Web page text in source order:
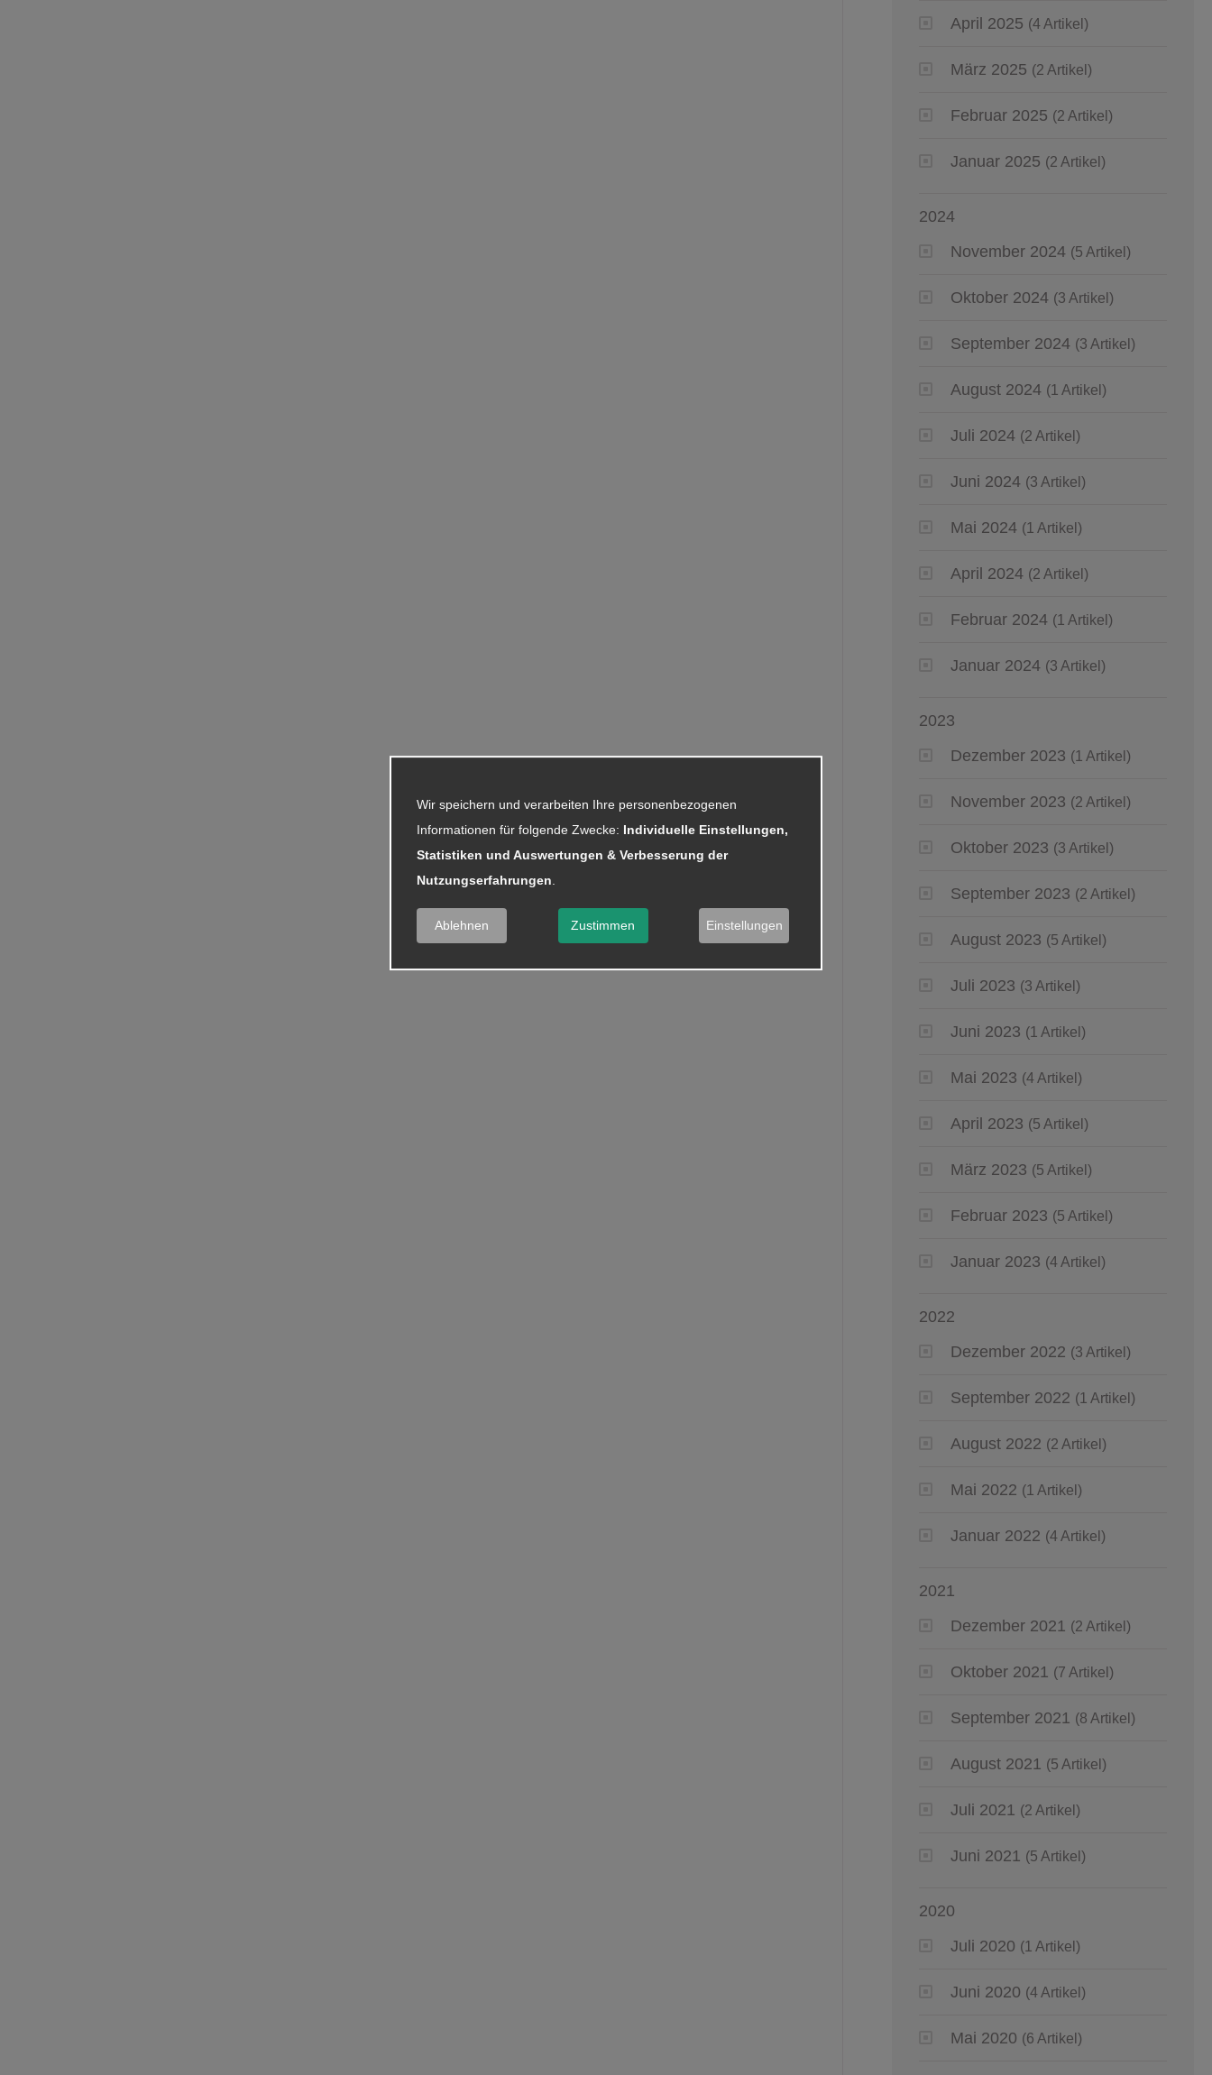
April 2025 (4 Artikel)
März 2025 (2 Artikel)
Februar 2025 (2 Artikel)
Januar 2025 (2 Artikel)
2024
November 2024 (5 Artikel)
Oktober 2024 (3 Artikel)
September 2024 (3 Artikel)
August 2024 (1 Artikel)
Juli 2024 (2 Artikel)
Juni 2024 (3 Artikel)
Mai 2024 (1 Artikel)
April 2024 (2 Artikel)
Februar 2024 (1 Artikel)
Januar 2024 (3 Artikel)
2023
Dezember 2023 (1 Artikel)
November 2023 (2 Artikel)
Oktober 2023 (3 Artikel)
September 2023 (2 Artikel)
August 2023 (5 Artikel)
Juli 2023 (3 Artikel)
Juni 2023 (1 Artikel)
Mai 2023 (4 Artikel)
April 2023 (5 Artikel)
März 2023 (5 Artikel)
Februar 2023 (5 Artikel)
Januar 2023 (4 Artikel)
2022
Dezember 2022 (3 Artikel)
September 2022 (1 Artikel)
August 2022 (2 Artikel)
Mai 2022 (1 Artikel)
Januar 2022 (4 Artikel)
2021
Dezember 2021 (2 Artikel)
Oktober 2021 (7 Artikel)
September 2021 (8 Artikel)
August 2021 (5 Artikel)
Juli 2021 (2 Artikel)
Juni 2021 (5 Artikel)
2020
Juli 2020 (1 Artikel)
Juni 2020 (4 Artikel)
Mai 2020 (6 Artikel)
Wir speichern und verarbeiten Ihre personenbezogenen
Informationen für folgende Zwecke: Individuelle Einstellungen,
Statistiken und Auswertungen & Verbesserung der
Nutzungserfahrungen
Ablehnen Zustimmen Einstellungen